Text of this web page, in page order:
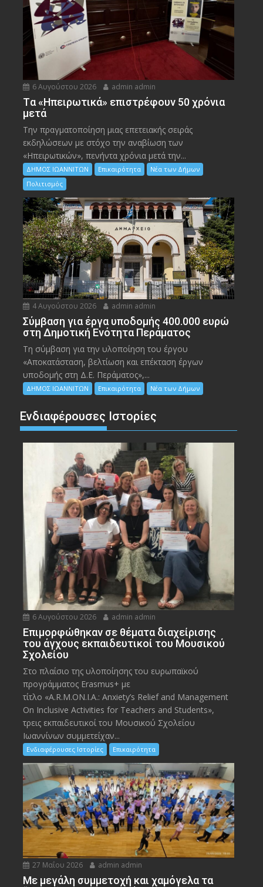
6 Αυγούστου 2026 admin admin
Tα «Ηπειρωτικά» επιστρέφουν 50 χρόνια
μετά
Την πραγματοποίηση μιας επετειακής σειράς
εκδηλώσεων με στόχο την αναβίωση των
«Ηπειρωτικών», πενήντα χρόνια μετά την...
ΔΗΜΟΣ ΙΩΑΝΝΙΤΩΝ Επικαιρότητα
Νέα των Δήμων
Πολιτισμός
4 Αυγούστου 2026 admin admin
Σύμβαση για έργα υποδομής 400.000 ευρώ
στη Δημοτική Ενότητα Περάματος
Τη σύμβαση για την υλοποίηση του έργου
«Αποκατάσταση, βελτίωση και επέκταση έργων
υποδομής στη Δ.Ε. Περάματος»,...
ΔΗΜΟΣ ΙΩΑΝΝΙΤΩΝ Επικαιρότητα Νέα των Δήμων
Ενδιαφέρουσες Ιστορίες
6 Αυγούστου 2026 admin admin
Eπιμορφώθηκαν σε θέματα διαχείρισης
του άγχους εκπαιδευτικοί του Μουσικού
Σχολείου
Στο πλαίσιο της υλοποίησης του ευρωπαϊκού
προγράμματος Erasmus+ με
τίτλο «A.R.M.ON.I.A.: Anxiety’s Relief and Management
On Inclusive Activities for Teachers and Students»,
τρεις εκπαιδευτικοί του Μουσικού Σχολείου
Ιωαννίνων συμμετείχαν...
Ενδιαφέρουσες Ιστορίες Επικαιρότητα
27 Μαΐου 2026 admin admin
Με μεγάλη συμμετοχή και χαμόγελα τα